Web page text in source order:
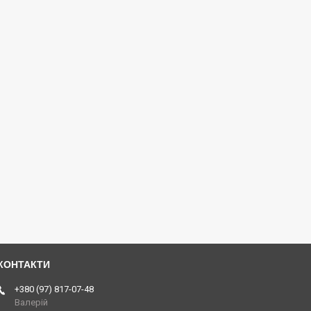
+380 (97) 817-07-48
Валерій